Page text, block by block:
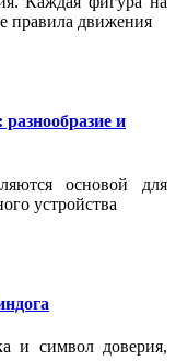
правила движения
и
основой для
устройства
и символ доверия,